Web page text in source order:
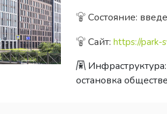
Состояние:
Сайт: https://park-
Инфраструктура:
остановка